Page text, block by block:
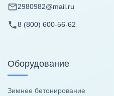
2980982@mail.ru
8 (800) 600-56-62
Оборудование
Зимнее бетонирование